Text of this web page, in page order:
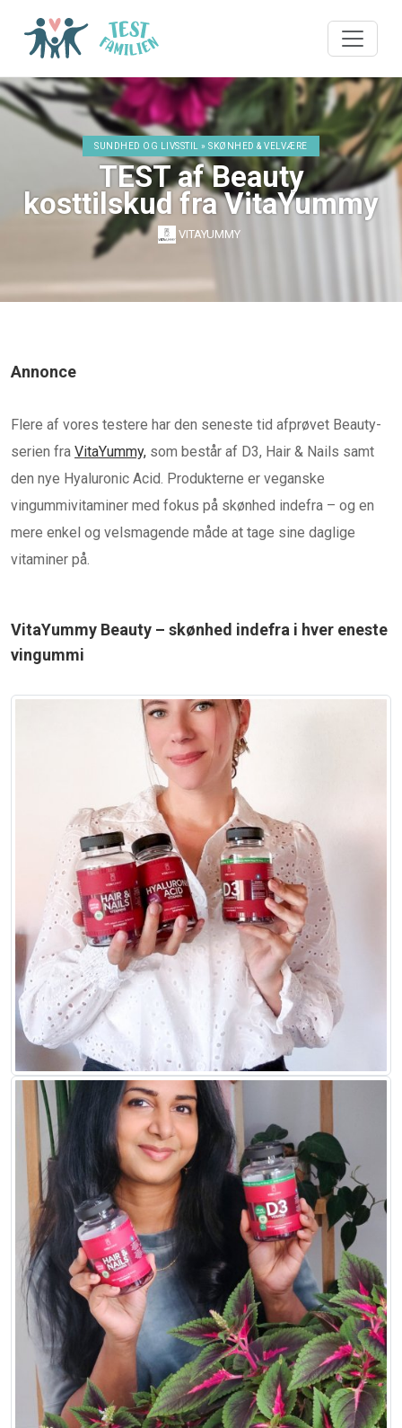
SUNDHED OG LIVSSTIL » SKØNHED & VELVÆRE
TEST af Beauty
kosttilskud fra VitaYummy
VITAYUMMY
Annonce
Flere af vores testere har den seneste tid afprøvet Beauty-
serien fra VitaYummy, som består af D3, Hair & Nails samt
den nye Hyaluronic Acid. Produkterne er veganske
vingummivitaminer med fokus på skønhed indefra – og en
mere enkel og velsmagende måde at tage sine daglige
vitaminer på.
VitaYummy Beauty – skønhed indefra i hver eneste
vingummi